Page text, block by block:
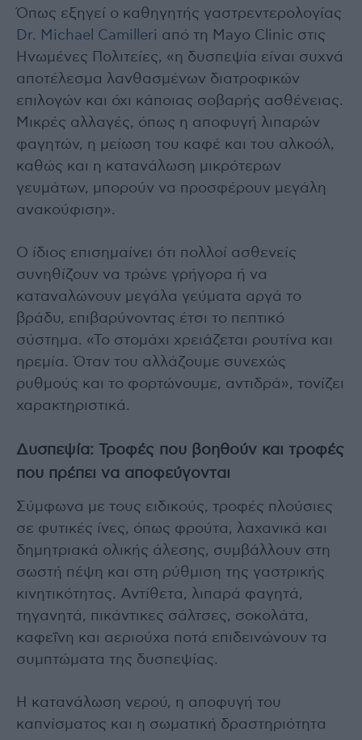
Όπως εξηγεί ο καθηγητής γαστρεντερολογίας
Dr. Michael Camilleri από τη Mayo Clinic στις
Ηνωμένες Πολιτείες, «η δυσπεψία είναι συχνά
αποτέλεσμα λανθασμένων διατροφικών
επιλογών και όχι κάποιας σοβαρής ασθένειας.
Μικρές αλλαγές, όπως η αποφυγή λιπαρών
φαγητών, η μείωση του καφέ και του αλκοόλ,
καθώς και η κατανάλωση μικρότερων
γευμάτων, μπορούν να προσφέρουν μεγάλη
ανακούφιση».
Ο ίδιος επισημαίνει ότι πολλοί ασθενείς
συνηθίζουν να τρώνε γρήγορα ή να
καταναλώνουν μεγάλα γεύματα αργά το
βράδυ, επιβαρύνοντας έτσι το πεπτικό
σύστημα. «Το στομάχι χρειάζεται ρουτίνα και
ηρεμία. Όταν του αλλάζουμε συνεχώς
ρυθμούς και το φορτώνουμε, αντιδρά», τονίζει
χαρακτηριστικά.
Δυσπεψία: Τροφές που βοηθούν και τροφές
που πρέπει να αποφεύγονται
Σύμφωνα με τους ειδικούς, τροφές πλούσιες
σε φυτικές ίνες, όπως φρούτα, λαχανικά και
δημητριακά ολικής άλεσης, συμβάλλουν στη
σωστή πέψη και στη ρύθμιση της γαστρικής
κινητικότητας. Αντίθετα, λιπαρά φαγητά,
τηγανητά, πικάντικες σάλτσες, σοκολάτα,
καφεΐνη και αεριούχα ποτά επιδεινώνουν τα
συμπτώματα της δυσπεψίας.
Η κατανάλωση νερού, η αποφυγή του
καπνίσματος και η σωματική δραστηριότητα